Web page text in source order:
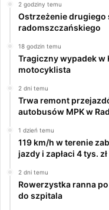
2 godziny temu
Ostrzeżenie
radomszczańskiego
18 godzin temu
Tragiczny wypadek w
motocyklista
2 dni temu
Trwa remont
autobusów MPK w
1 dzień temu
119 km/h w terenie
jazdy i zapłaci 4 tys. zł
2 dni temu
Rowerzystka ranna
do szpitala